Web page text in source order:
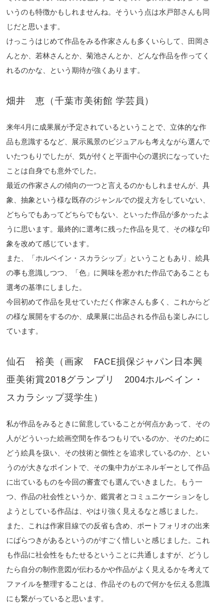
いうのも特徴かもしれませんね。そういう点は水戸部さんも同
じだと思います。
けっこうはじめて作品をみる作家さんも多くいらして、田岡さ
んとか、若林さんとか、菊池さんとか、どんな作品を作ってく
れるのかな、という期待が強くあります。
畑井 恵（千葉市美術館 学芸員）
来年4月に成果展が予定されているということで、立体的な作
品も意識するなど、展示風景のビジュアルも考えながら選んで
いたつもりでしたが、気が付くと平面中心の選択になっていた
ことは自身でも意外でした。
最近の作家さんの傾向の一つと言えるのかもしれませんが、具
象、抽象という様な既存のジャンルでの捉え方をしていない、
どちらでもあってどちらでもない、といった作品が多かったよ
うに思います。最終的に選考に残った作品を見て、その様な印
象を改めて感じています。
また、「ホルベイン・スカラシップ」ということもあり、絵具
の事も意識しつつ、「色」に興味を惹かれた作品であることも
選考の基準にしました。
今回初めて作品を見せていただく作家さんも多く、これからど
の様な展開をするのか、成果展に出品される作品も楽しみにし
ています。
仙石 裕美（画家 FACE損保ジャパン日本興
亜美術賞2018グランプリ 2004ホルベイン・
スカラシップ奨学生）
私が作品をみるときに留意していることが何点かあって、その
人がどういった絵画空間を作るつもりでいるのか、そのために
どう絵具を扱い、その技術と個性とを追求しているのか、とい
うのが大きなポイントで、その集中力がエネルギーとして作品
に出ているものを今回の審査でも選んでいきました。もう一
つ、作品の社会性というか、鑑賞者とコミュニケーションをし
ようとしている作品は、やはり強く見えるなと感じました。
また、これは作家目線での反省も含め、ポートフォリオの出来
にばらつきがあるというのがすごく惜しいと感じました。これ
も作品に社会性をもたせるということに共通しますが、どうし
たら自分の制作意図が伝わるかや作品がよく見えるかを考えて
ファイルを整理することは、作品そのもので何かを伝える意識
にも繋がっていると思います。